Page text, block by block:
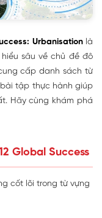
Urbanisationlà
sâu về chủ đề đô
cấp danh sách từ
tập thực hành giúp
Hãy cùng khám phá
Global Success
cốt lõi trong từ vựng